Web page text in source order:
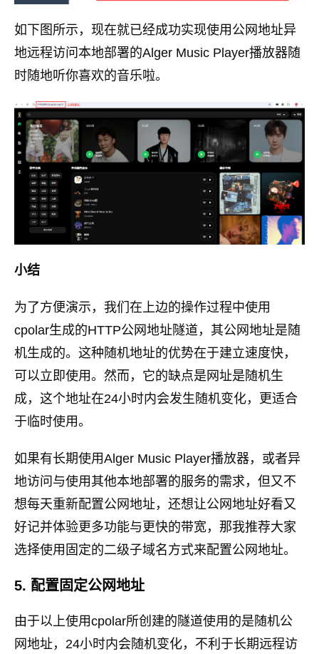
如下图所示，现在就已经成功实现使用公网地址异
地远程访问本地部署的Alger Music Player播放器随
时随地听你喜欢的音乐啦。
小结
为了方便演示，我们在上边的操作过程中使用
cpolar生成的HTTP公网地址隧道，其公网地址是随
机生成的。这种随机地址的优势在于建立速度快，
可以立即使用。然而，它的缺点是网址是随机生
成，这个地址在24小时内会发生随机变化，更适合
于临时使用。
如果有长期使用Alger Music Player播放器，或者异
地访问与使用其他本地部署的服务的需求，但又不
想每天重新配置公网地址，还想让公网地址好看又
好记并体验更多功能与更快的带宽，那我推荐大家
选择使用固定的二级子域名方式来配置公网地址。
5. 配置固定公网地址
由于以上使用cpolar所创建的隧道使用的是随机公
网地址，24小时内会随机变化，不利于长期远程访